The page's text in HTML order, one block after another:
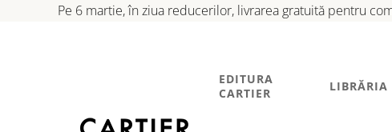
Pe 6 martie, în ziua reducerilor, livrarea gratuită pentru
EDITURA
CARTIER
LIBRĂRIA